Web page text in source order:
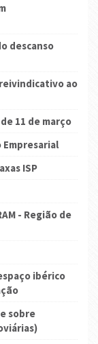
descanso
ao
11 de março
Empresarial
ISP
- Região de
ibérico
sobre